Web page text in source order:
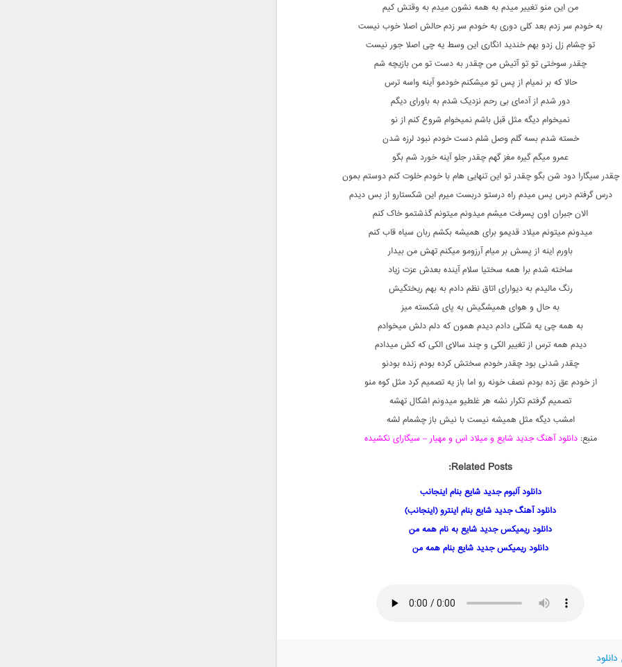
من این منو تغییر میدم به همه نشون میدم به وقتش کیم
به خودم سر زدم بعد کلی دوری به خودم سر زدم حالش اصلا خوب نیست
تو چشام زل زدو بهم خندید انگاری این وسط یه چی اصلا جور نیست
چقدر سوختی تو تو آتیش من چقدر به دست تو من بازیچه شم
حالا که بر نمیام از پس تو میشکنم خودمو آینه واسه ترس
دور شدم از آدمای بی رحم نزدیک شدم به باورای دیگم
نمیخوام دیگه مثل قبل باشم نمیخوام شروع کنم از نو
خسته شدم بسه گلم وصل شلم دست خودم نبود لرزه شدن
عمرو میگم گیره مغز گهم چقدر جلو آینه خورد شم بگو
چقدر سیگارا دود شن بگو چقدر تو این تنهایی هام با خودم خلوت کنم دوستم بمون
درس گرفتم درس پس میدم راه درستو دربست میرم این شکستارو از بس دیدم
الان جبران اون پسرفت میشم میدونم میتونم گذشتمو خاک کنم
میدونم میتونم میلاد قدیمو برای همیشه بکشم ربان سیاه قاب کنم
باورم اینه از پسش بر میام آرزومو میکنم تهش من بیدار
ساخته شدم برا همه سختیا سلام آینده بعدش عزت زیاد
رنگ مالیدم به دیوارای اتاق نظم دادم به بهم ریختگیش
به حال و هوای همیشگیش به پای شکسته میز
به همه چی یه شکلی دادم دیدم همون که دلم دلش میخوادم
دیدم همه ترس از تغییر الکی و چند سالای الکی که کش میدادم
چقدر شدنی بود چقدر خودم سختش کرده بودم زنده بودنو
از خودم عق زده بودم نصف خونه رو اما باز یه تصمیم کرد مثل کوه منو
تصمیم گرفتم تکرار نشه هر غلطیو میدونم اشکال تهشه
امشب دیگه مثل همیشه نیست با نیش باز چشمام لشه
منبع:دانلود آهنگ جدید شایع و میلاد اس و مهیار – سیگارای نکشیده
Related Posts:
دانلود آلبوم جدید شایع بنام اینجانب
دانلود آهنگ جدید شایع بنام اینترو (اینجانب)
دانلود ریمیکس جدید شایع به نام همه من
دانلود ریمیکس جدید شایع بنام همه من